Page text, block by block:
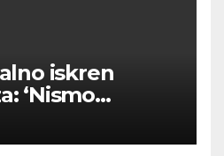
iskren
‘Nismo